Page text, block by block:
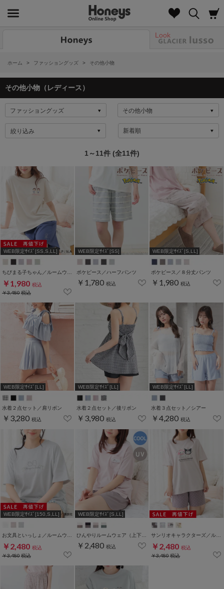
Look
ホーム > ファッショングッズ > その他小物
その他小物（レディース）
絞り込み
1～11件 (全11件)
WEB限定ｻｲｽﾞ[SS,S,LL]
￥1,980 税込
￥3,480税込
WEB限定ｻｲｽﾞ[SS]
ポケピース／ハーフパンツ
￥1,780 税込
WEB限定ｻｲｽﾞ[S,LL]
ポケピース／８分丈パンツ
￥1,980 税込
WEB限定ｻｲｽﾞ[LL]
水着２点セット／肩リボン
￥3,280 税込
WEB限定ｻｲｽﾞ[LL]
水着２点セット／後リボン
￥3,980 税込
WEB限定ｻｲｽﾞ[LL]
水着３点セット／シアー
￥4,280 税込
WEB限定ｻｲｽﾞ[150,S,LL]
￥2,480 税込
￥3,480税込
WEB限定ｻｲｽﾞ[S,LL]
￥2,480 税込 ￥2,480 税込
￥3,480税込